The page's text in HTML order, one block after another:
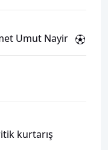
Umut Nayir
kurtarış